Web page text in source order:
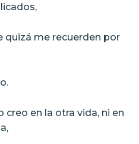
quizá me recuerden por
creo en la otra vida, ni en